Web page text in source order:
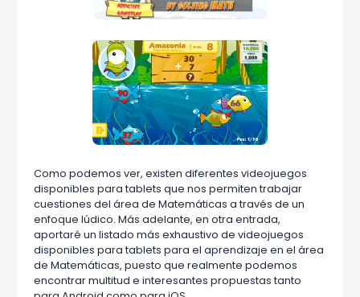
Como podemos ver, existen diferentes videojuegos
disponibles para tablets que nos permiten trabajar
cuestiones del área de Matemáticas a través de un
enfoque lúdico. Más adelante, en otra entrada,
aportaré un listado más exhaustivo de videojuegos
disponibles para tablets para el aprendizaje en el área
de Matemáticas, puesto que realmente podemos
encontrar multitud e interesantes propuestas tanto